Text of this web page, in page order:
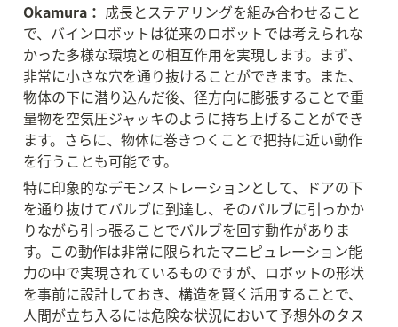
Okamura： 成長とステアリングを組み合わせること
で、バインロボットは従来のロボットでは考えられな
かった多様な環境との相互作用を実現します。まず、
非常に小さな穴を通り抜けることができます。また、
物体の下に潜り込んだ後、径方向に膨張することで重
量物を空気圧ジャッキのように持ち上げることができ
ます。さらに、物体に巻きつくことで把持に近い動作
を行うことも可能です。
特に印象的なデモンストレーションとして、ドアの下
を通り抜けてバルブに到達し、そのバルブに引っかか
りながら引っ張ることでバルブを回す動作がありま
す。この動作は非常に限られたマニピュレーション能
力の中で実現されているものですが、ロボットの形状
を事前に設計しておき、構造を賢く活用することで、
人間が立ち入るには危険な状況において予想外のタス